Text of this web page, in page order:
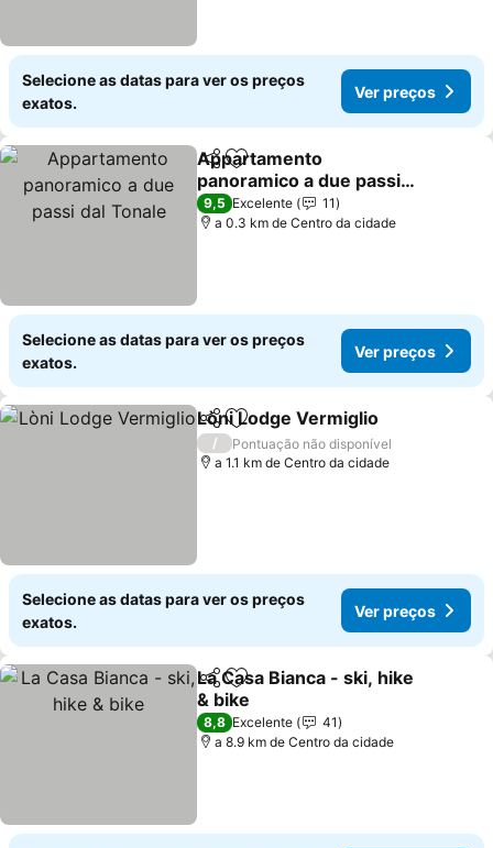
Selecione as datas para ver os preços
exatos.
Ver preços
PartilharAdicionar aos favoritos
Appartamento
panoramico a due passi
dal Tonale
Ver preços
9,5 Excelente
11
a 0.3 km de Centro da cidade
Selecione as datas para ver os preços
exatos.
Ver preços
PartilharAdicionar aos favoritos
Lòni Lodge Vermiglio
/
Pontuação não disponível
a 1.1 km de Centro da cidade
Selecione as datas para ver os preços
exatos.
Ver preços
PartilharAdicionar aos favoritos
La Casa Bianca - ski, hike
& bike
Ver preços
8,8 Excelente
41
a 8.9 km de Centro da cidade